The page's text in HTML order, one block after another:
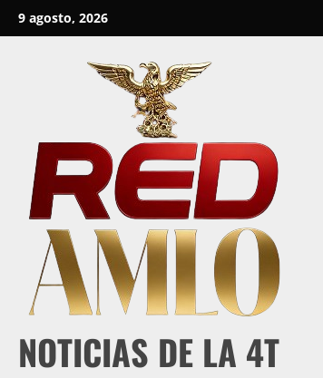
Skip
to
9 agosto, 2026
NOTICIAS DE LA 4T